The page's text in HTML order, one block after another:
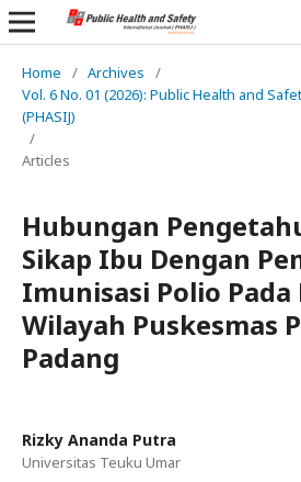
Home / Archives
/
Vol. 6 No. 01 (2026): Public Health and
(PHASIJ)
/
Articles
Hubungan
Sikap Ibu Dengan
Imunisasi Polio Pada
Wilayah Puskesmas
Padang
Rizky Ananda Putra
Universitas Teuku Umar